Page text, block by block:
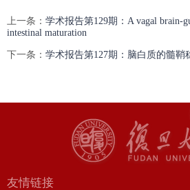
上一条： 学术报告第129期：A vagal brain-
intestinal maturation
下一条： 学术报告第127期：脑白质的髓鞘
友情链接